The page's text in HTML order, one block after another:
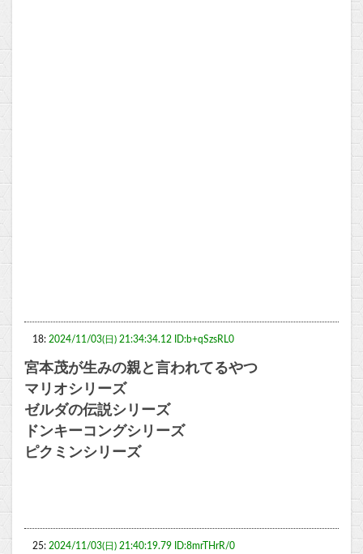
18: 2024/11/03(日) 21:34:34.12 ID:b+qSzsRL0
宮本茂が生みの親と言われてるやつ
マリオシリーズ
ゼルダの伝説シリーズ
ドンキーコングシリーズ
ピクミンシリーズ
25: 2024/11/03(日) 21:40:19.79 ID:8mrTHrR/0